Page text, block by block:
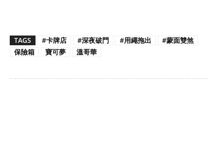
TAGS #卡牌店 #深夜破門 #用繩拖出
#蒙面雙煞
保險箱
寶可夢 溫哥華